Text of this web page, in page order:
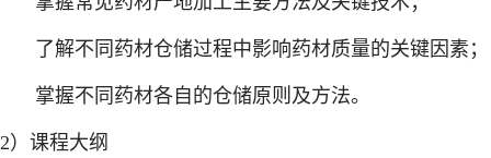
了解不同药材仓储过程中影响药材质量的关键因素；
掌握不同药材各自的仓储原则及方法。
2）课程大纲